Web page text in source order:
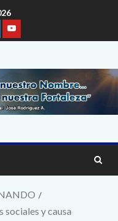
sociales y causa